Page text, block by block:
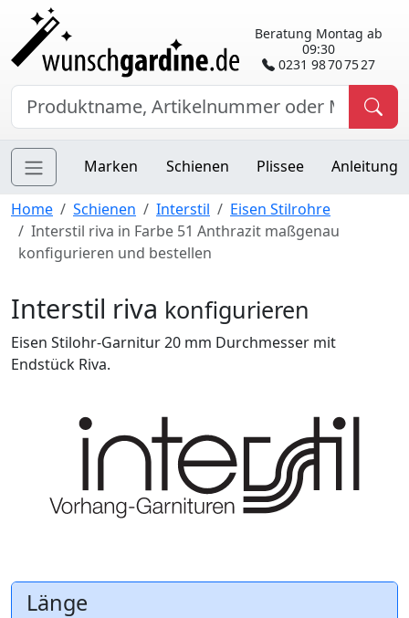
Beratung Montag ab
09:30
0231 98 70 75 27
Marken Schienen Plissee Anleitung
Home Schienen Interstil
Eisen Stilrohre
Interstil riva in Farbe 51 Anthrazit maßgenau
konfigurieren und bestellen
Interstil riva konfigurieren
Eisen Stilohr-Garnitur 20 mm Durchmesser mit
Endstück Riva.
Länge